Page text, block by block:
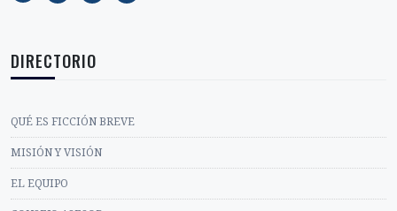
DIRECTORIO
QUÉ ES FICCIÓN BREVE
MISIÓN Y VISIÓN
EL EQUIPO